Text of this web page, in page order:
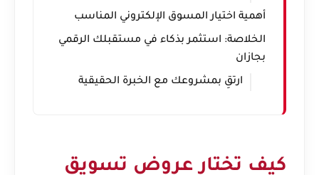
أهمية اختيار المسوق الإلكتروني المناسب
الخلاصة: استثمر بذكاء في مستقبلك الرقمي
بجازان
ارتقِ بمشروعك مع الخبرة الحقيقية
كيف تختار عروض تسويق